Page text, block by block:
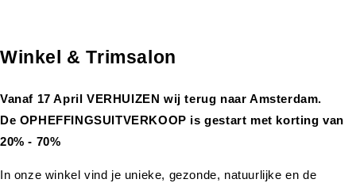
Winkel & Trimsalon
Vanaf 17 April VERHUIZEN wij terug naar Amsterdam.
De OPHEFFINGSUITVERKOOP is gestart met korting van
20% - 70%
In onze winkel vind je unieke, gezonde, natuurlijke en de